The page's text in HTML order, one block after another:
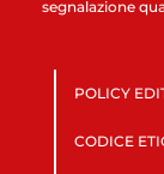
segnalazione
POLICY
CODICE